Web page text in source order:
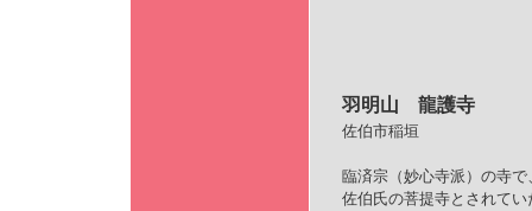
羽明山 龍護寺
佐伯市稲垣
臨済宗（妙心寺派）の寺
佐伯氏の菩提寺とされて